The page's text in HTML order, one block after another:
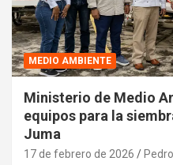
MEDIO AMBIENTE
Ministerio de Medio
equipos para la
Juma
17 de febrero de 2026